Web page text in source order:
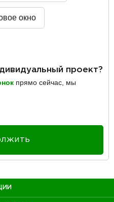
окно
проект?
прямо сейчас, мы